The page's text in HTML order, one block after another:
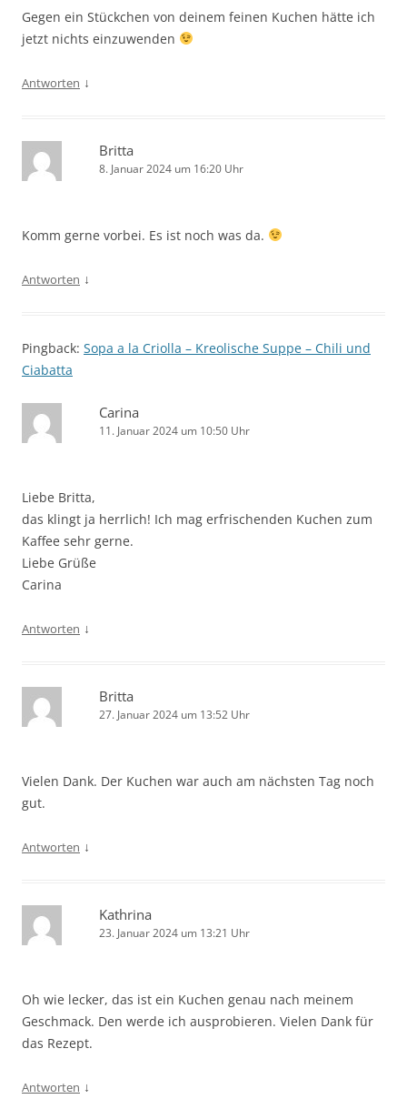
Gegen ein Stückchen von deinem feinen Kuchen hätte ich
jetzt nichts einzuwenden
Antworten ↓
Britta
8. Januar 2024 um 16:20 Uhr
Komm gerne vorbei. Es ist noch was da.
Antworten ↓
Pingback: Sopa a la Criolla – Kreolische Suppe – Chili und
Ciabatta
Carina
11. Januar 2024 um 10:50 Uhr
Liebe Britta,
das klingt ja herrlich! Ich mag erfrischenden Kuchen zum
Kaffee sehr gerne.
Liebe Grüße
Carina
Antworten ↓
Britta
27. Januar 2024 um 13:52 Uhr
Vielen Dank. Der Kuchen war auch am nächsten Tag noch
gut.
Antworten ↓
Kathrina
23. Januar 2024 um 13:21 Uhr
Oh wie lecker, das ist ein Kuchen genau nach meinem
Geschmack. Den werde ich ausprobieren. Vielen Dank für
das Rezept.
Antworten ↓